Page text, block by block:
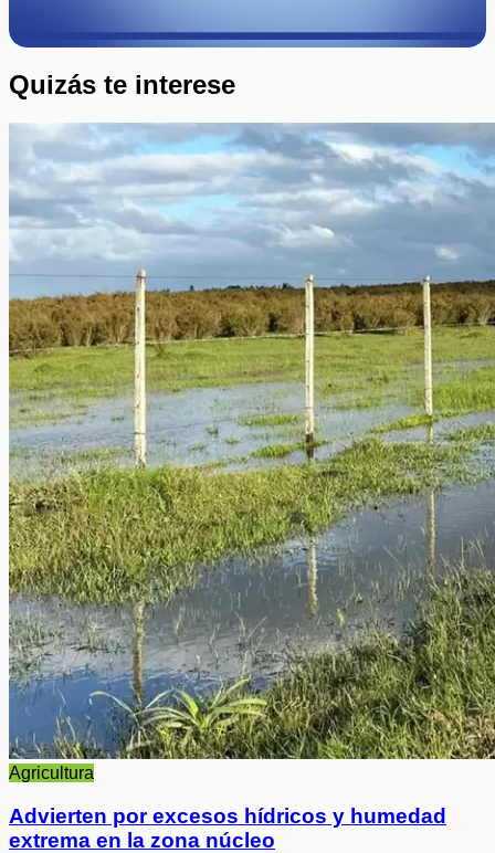
Quizás te interese
Agricultura
Advierten por excesos hídricos y humedad
extrema en la zona núcleo